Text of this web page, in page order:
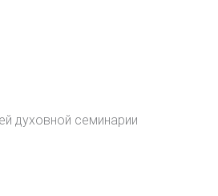
духовной семинарии